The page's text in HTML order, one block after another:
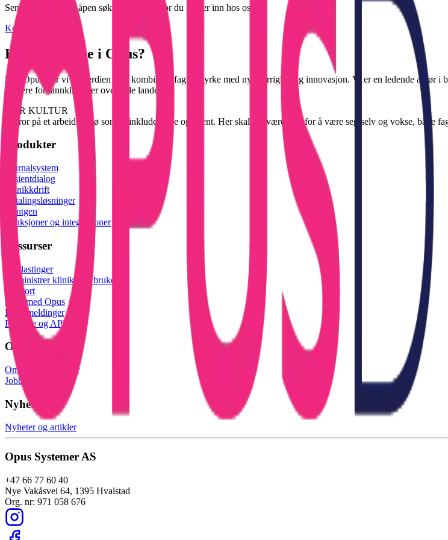
Send oss gjerne en åpen søknad hvis du tror du passer inn hos oss!
Kontakt oss
Hvorfor jobbe i Opus?
Hos Opus tror vi på verdien av å kombinere faglig styrke med nysgjerrighet og innovasjon. Vi er en ledende aktør
enklere for tannklinikker over hele landet.
VÅR KULTUR
Vi tror på et arbeidsmiljø som er inkluderende og åpent. Her skal det være rom for å være seg selv og vokse, både
Produkter
Journalsystem
Pasientdialog
Klinikkdrift
Betalingsløsninger
Røntgen
Funksjoner og integrasjoner
Ressurser
Nedlastinger
Administrer klinikk og brukere
Support
Kurs med Opus
Driftsmeldinger
Partnere og API
Om oss
Om Opus Systemer
Jobb i Opus
Nyheter
Nyheter og artikler
Opus Systemer AS
+47 66 77 60 40
Nye Vakåsvei 64, 1395 Hvalstad
Org. nr: 971 058 676